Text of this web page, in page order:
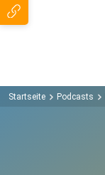
Startseite Podcasts